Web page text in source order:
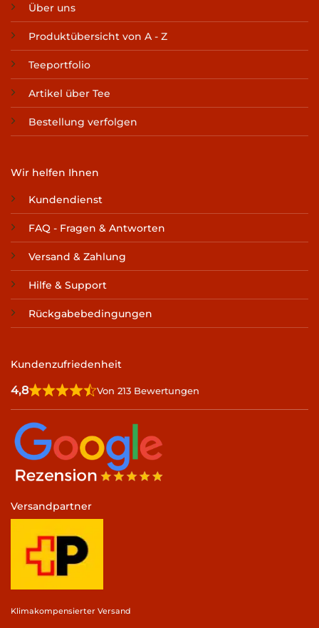
Über uns
Produktübersicht von A - Z
Teeportfolio
Artikel über Tee
Bestellung verfolgen
Wir helfen Ihnen
Kundendienst
FAQ - Fragen & Antworten
Versand & Zahlung
Hilfe & Support
Rückgabebedingungen
Kundenzufriedenheit
4,8 Von 213 Bewertungen
Versandpartner
Klimakompensierter Versand